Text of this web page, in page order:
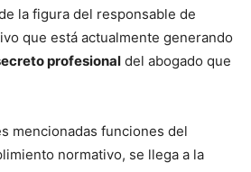
la figura del responsable de
que está actualmente generando
profesional del abogado que
mencionadas funciones del
normativo, se llega a la